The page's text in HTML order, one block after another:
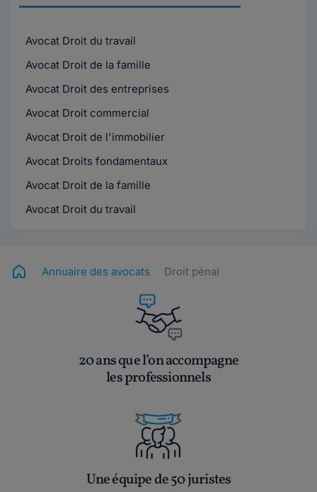
Avocat Droit du travail
Avocat Droit de la famille
Avocat Droit des entreprises
Avocat Droit commercial
Avocat Droit de l'immobilier
Avocat Droits fondamentaux
Avocat Droit de la famille
Avocat Droit du travail
Annuaire des avocats Droit pénal
20 ans que l’on accompagne
les professionnels
Une équipe de 50 juristes